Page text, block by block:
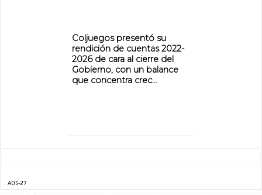
Coljuegos presentó su
rendición de cuentas 2022-
2026 de cara al cierre del
Gobierno, con un balance
que concentra crec...
ADS-27